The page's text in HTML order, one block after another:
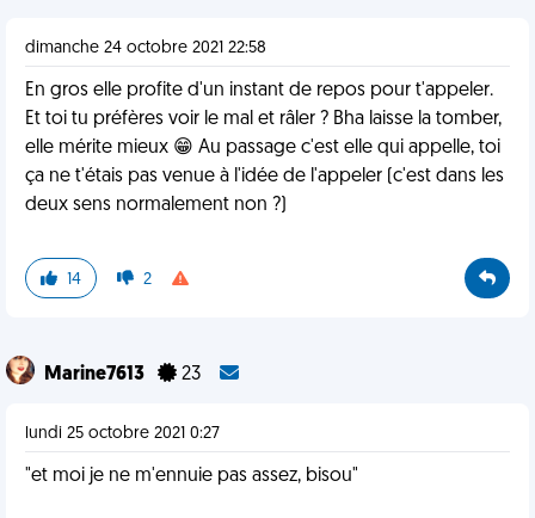
dimanche 24 octobre 2021 22:58
En gros elle profite d'un instant de repos pour t'appeler.
Et toi tu préfères voir le mal et râler ? Bha laisse la tomber,
elle mérite mieux 😁 Au passage c'est elle qui appelle, toi
ça ne t'étais pas venue à l'idée de l'appeler (c'est dans les
deux sens normalement non ?)
14 2
Marine7613 23
lundi 25 octobre 2021 0:27
"et moi je ne m'ennuie pas assez, bisou"